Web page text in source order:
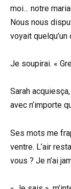
moi… notre
Nous nous
voyait quelqu’un
Je soupirai. «
Sarah
avec n’importe
Ses mots me
ventre. L’air
vous ? Je n’ai